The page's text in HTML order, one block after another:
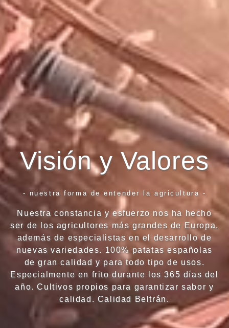
Visión y Valores
- nuestra forma de entender la agricultura -
Nuestra constancia y esfuerzo nos ha hecho
ser de los agricultores más grandes de Europa,
además de especialistas en el desarrollo de
nuevas variedades. 100% patatas españolas
de gran calidad y para todo tipo de usos.
Especialmente en frito durante los 365 días del
año. Cultivos propios para garantizar sabor y
calidad. Calidad Beltrán.